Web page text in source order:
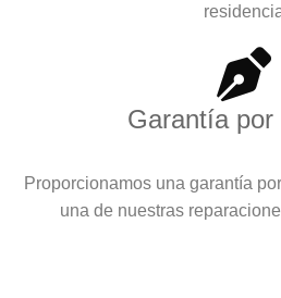
Garantía por
Proporcionamos una garantía
una de nuestras